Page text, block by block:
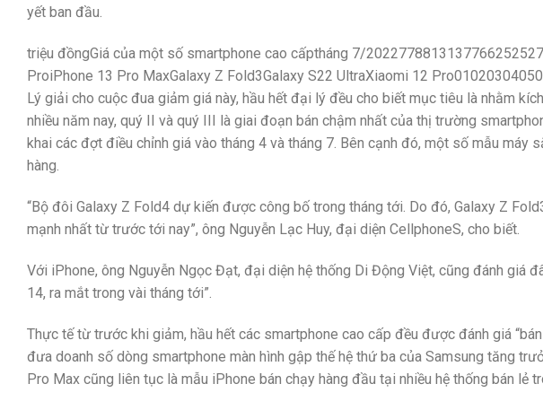
yết ban đầu.
triệu đồngGiá của một số smartphone cao cấptháng 7/
ProiPhone 13 Pro MaxGalaxy Z Fold3Galaxy S22 UltraXiaomi 12
Lý giải cho cuộc đua giảm giá này, hầu hết đại lý đều cho biết mục tiêu là nhằm
nhiều năm nay, quý II và quý III là giai đoạn bán chậm nhất của thị trường
khai các đợt điều chỉnh giá vào tháng 4 và tháng 7. Bên cạnh đó, một số mẫu máy
hàng.
“Bộ đôi Galaxy Z Fold4 dự kiến được công bố trong tháng tới. Do đó, Galaxy Z
mạnh nhất từ trước tới nay”, ông Nguyễn Lạc Huy, đại diện CellphoneS, cho biết.
Với iPhone, ông Nguyễn Ngọc Đạt, đại diện hệ thống Di Động Việt, cũng đánh giá
14, ra mắt trong vài tháng tới”.
Thực tế từ trước khi giảm, hầu hết các smartphone cao cấp đều được đánh giá
đưa doanh số dòng smartphone màn hình gập thế hệ thứ ba của Samsung tăng
Pro Max cũng liên tục là mẫu iPhone bán chạy hàng đầu tại nhiều hệ thống bán lẻ